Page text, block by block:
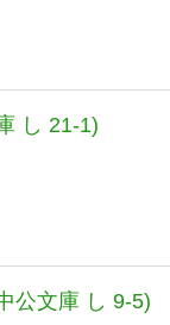
し 21-1)
公文庫 し 9-5)